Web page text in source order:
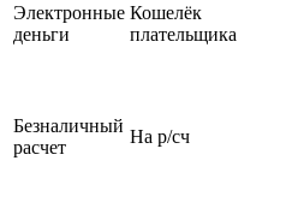
Электронные
деньги
Кошелёк
плательщика
Безналичный
расчет
На р/сч